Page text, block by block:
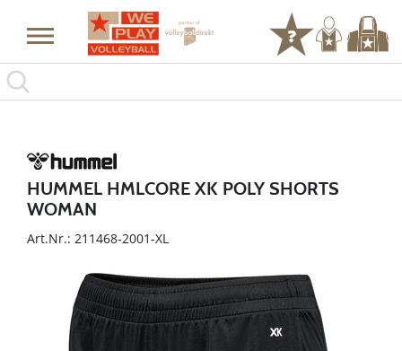
HUMMEL HMLCORE XK POLY SHORTS
WOMAN
Art.Nr.: 211468-2001-XL